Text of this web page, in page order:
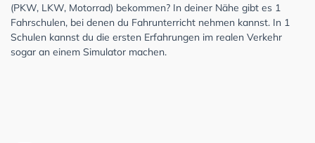
(PKW, LKW, Motorrad) bekommen? In deiner Nähe gibt es 1
Fahrschulen, bei denen du Fahrunterricht nehmen kannst. In 1
Schulen kannst du die ersten Erfahrungen im realen Verkehr
sogar an einem Simulator machen.